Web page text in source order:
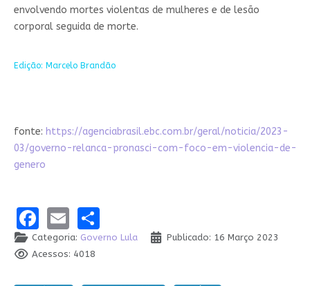
envolvendo mortes violentas de mulheres e de lesão
corporal seguida de morte.
Edição: Marcelo Brandão
fonte: https://agenciabrasil.ebc.com.br/geral/noticia/2023-
03/governo-relanca-pronasci-com-foco-em-violencia-de-
genero
Facebook
EmailShare
Categoria: Governo Lula
Publicado: 16 Março 2023
Acessos: 4018